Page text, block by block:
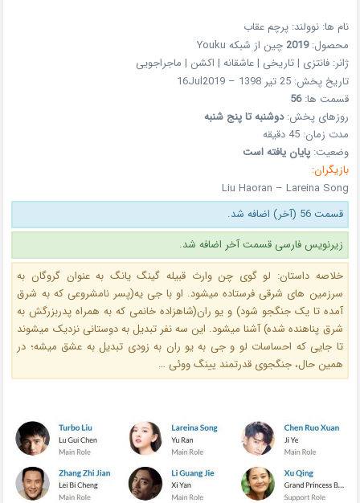
نام ها: نوولند: پرچم عقاب
محصول:2019چین از شبکه Youku
ژانر: فانتزی | تاریخی | عاشقانه | اکشن | ماجراجویی
تاریخ پخش: 25 تیر 1398 – 16Jul2019
قسمت ها:56
روزهای پخش:دوشنبه تا پنج شنبه
مدت زمان: 45 دقیقه
وضعیت:پایان یافته است
بازیگران:
Liu Haoran – Lareina Song
قسمت 56 (آخر) اضافه شد.
زیرنویس فارسی قسمت آخر اضافه شد.
خلاصه داستان: لو گوی چن وارث قبیله گینگ یانگ به عنوان گروگان به
سرزمین های شرقی فرستاده میشود. او با جی یه(پسر نامشروعی که به شرق
آمده تا یک جنگجو شود) و یو ران(شاهزاده خانمی که به همراه پدربزرگش به
شرق پناهنده شده) آشنا میشود. این سه نفر تبدیل به دوستانی نزدیک میشوند
تا جایی که احساسات لو و جی به یو ران به زودی تبدیل به عشق میشه؛ در
همین حال، جنگجوی قدرتمند یینگ ووئی …